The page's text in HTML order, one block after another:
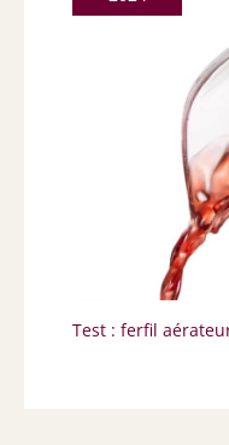
Test : ferfil